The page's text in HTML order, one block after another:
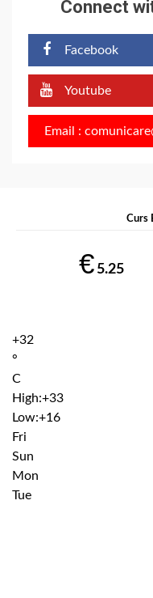
Connect
Facebook
Youtube
Email :
Curs
€ 5.25
+32
°
C
High:+33
Low:+16
Fri
Sun
Mon
Tue